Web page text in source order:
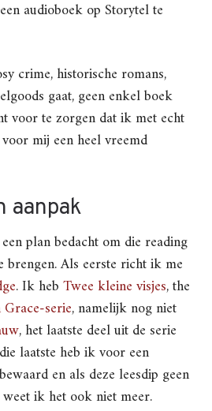
audioboek op Storytel te
crime, historische romans,
gaat, geen enkel boek
voor te zorgen dat ik met echt
mij een heel vreemd
aanpak
plan bedacht om die reading
brengen. Als eerste richt ik me
. Ik hebTwee kleine visjes, the
serie, namelijk nog niet
, het laatste deel uit de serie
laatste heb ik voor een
en als deze leesdip geen
weet ik het ook niet meer.